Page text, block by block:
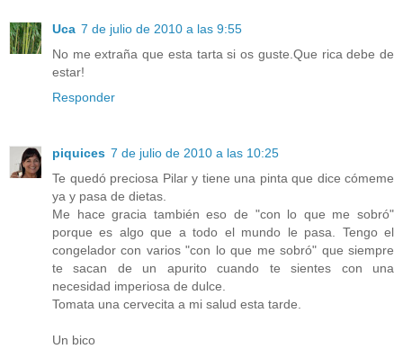
Uca 7 de julio de 2010 a las 9:55
No me extraña que esta tarta si os guste.Que rica debe de
estar!
Responder
piquices 7 de julio de 2010 a las 10:25
Te quedó preciosa Pilar y tiene una pinta que dice cómeme
ya y pasa de dietas.
Me hace gracia también eso de "con lo que me sobró"
porque es algo que a todo el mundo le pasa. Tengo el
congelador con varios "con lo que me sobró" que siempre
te sacan de un apurito cuando te sientes con una
necesidad imperiosa de dulce.
Tomata una cervecita a mi salud esta tarde.
Un bico